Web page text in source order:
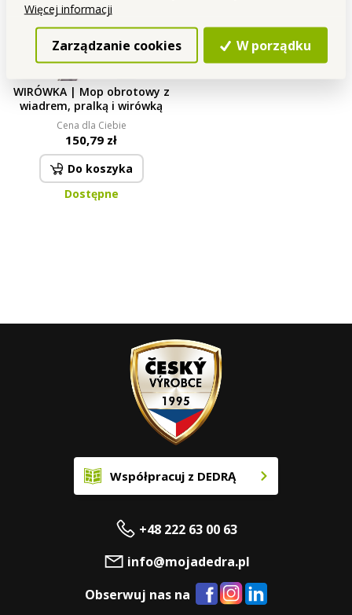
Więcej informacji
Zarządzanie cookies W porządku
WIRÓWKA | Mop obrotowy z
wiadrem, pralką i wirówką
Cena dla Ciebie
150,79 zł
Do koszyka
Dostępne
Współpracuj z DEDRĄ
+48 222 63 00 63
info@mojadedra.pl
Obserwuj nas na